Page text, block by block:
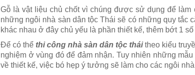
Gỗ là vật liệu chủ chốt vì chúng được sử dụng để
những ngôi nhà sàn dân tộc Thái sẽ có những quy tắc
khác nhau ở đây chủ yếu là phần thiết kế, thêm bớt 1
Để có thể thi công nhà sàn dân tộc tháitheo kiểu
nghiệm ở vùng đó để đảm nhận. Tuy nhiên những
về thiết kế, việc bó hẹp ý tưởng sẽ làm cho các ngôi